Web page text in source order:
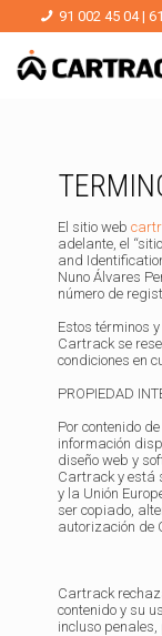
91 002 45 04|
El sitio web
adelante, el
and
Nuno Álvares
número de
Estos términos
Cartrack se
condiciones en
PROPIEDAD
Por contenido
información
diseño web y
Cartrack y está
y la Unión
ser copiado,
autorización de
Cartrack
contenido y su
incluso